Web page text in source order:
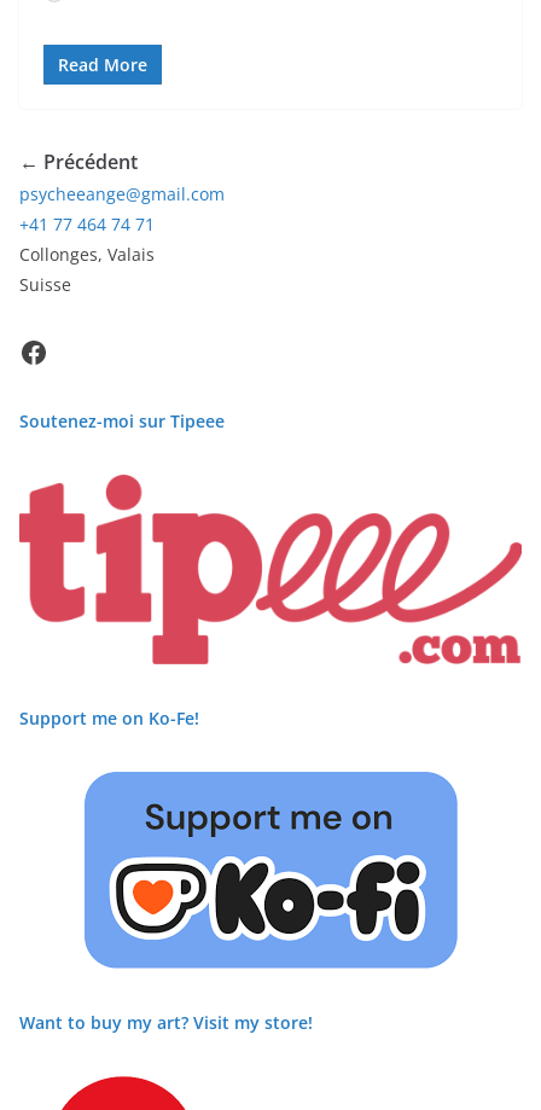
Read More
← Précédent
psycheeange@gmail.com
+41 77 464 74 71
Collonges, Valais
Suisse
Facebook
Soutenez-moi sur Tipeee
Support me on Ko-Fe!
Want to buy my art? Visit my store!